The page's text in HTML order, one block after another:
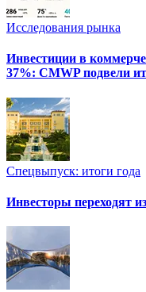
Исследования рынка
Инвестиции в
37%: CMWP подвели
Спецвыпуск: итоги года
Инвесторы переходят